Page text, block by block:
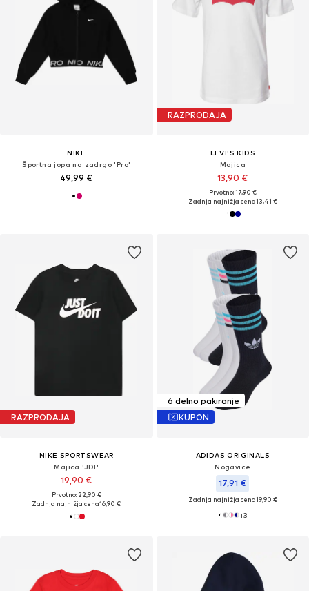
NIKE
Športna jopa na zadrgo 'Pro'
49,99 €
RAZPRODAJA
LEVI'S KIDS
Majica
13,90 €
Prvotno: 17,90 €
Zadnja najnižja cena13,41 €
RAZPRODAJA
NIKE SPORTSWEAR
Majica 'JDI'
19,90 €
Prvotno: 22,90 €
Zadnja najnižja cena16,90 €
6 delno pakiranje
KUPON
ADIDAS ORIGINALS
Nogavice
17,91 €
Zadnja najnižja cena19,90 €
+3